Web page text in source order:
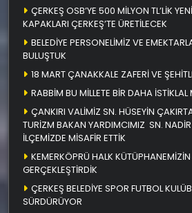
ÇERKEŞ OSB’YE 500 MİLYON TL’LİK
KAPAKLARI ÇERKEŞ’TE ÜRETİLECEK
BELEDİYE PERSONELİMİZ VE
BULUŞTUK
18 MART ÇANAKKALE ZAFERİ VE
RABBİM BU MİLLETE BİR DAHA
ÇANKIRI VALİMİZ SN. HÜSEYİN
TURİZM BAKAN YARDIMCIMIZ SN. NADİR
İLÇEMİZDE MİSAFİR ETTİK
KEMERKÖPRÜ HALK
GERÇEKLEŞTİRDİK
ÇERKEŞ BELEDİYE SPOR FUTBOL
SÜRDÜRÜYOR